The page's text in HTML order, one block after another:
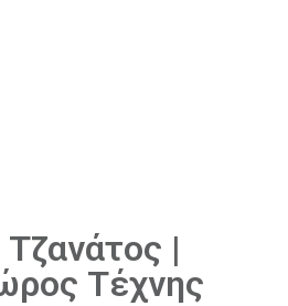
|
Τέχνης